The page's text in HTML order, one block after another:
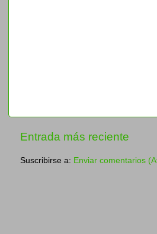
Entrada más reciente
Suscribirse a: Enviar comentarios